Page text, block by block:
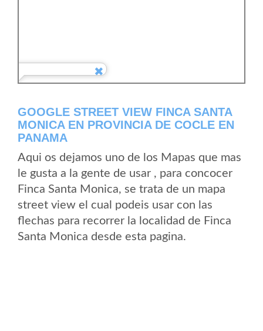
GOOGLE STREET VIEW FINCA SANTA
MONICA EN PROVINCIA DE COCLE EN
PANAMA
Aqui os dejamos uno de los Mapas que mas
le gusta a la gente de usar , para concocer
Finca Santa Monica, se trata de un mapa
street view el cual podeis usar con las
flechas para recorrer la localidad de Finca
Santa Monica desde esta pagina.